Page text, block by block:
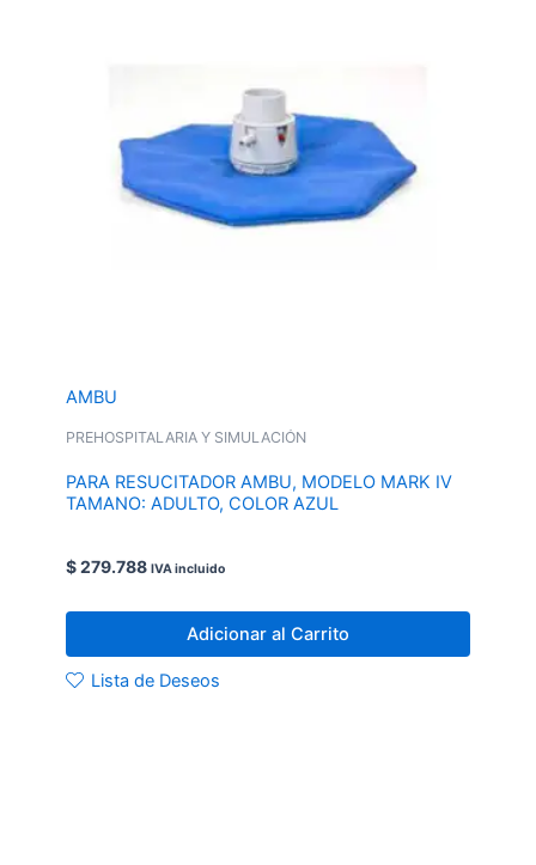
AMBU
PREHOSPITALARIA Y SIMULACIÓN
PARA RESUCITADOR AMBU, MODELO MARK IV
TAMANO: ADULTO, COLOR AZUL
$279.788 IVA incluido
Adicionar al Carrito
Lista de Deseos